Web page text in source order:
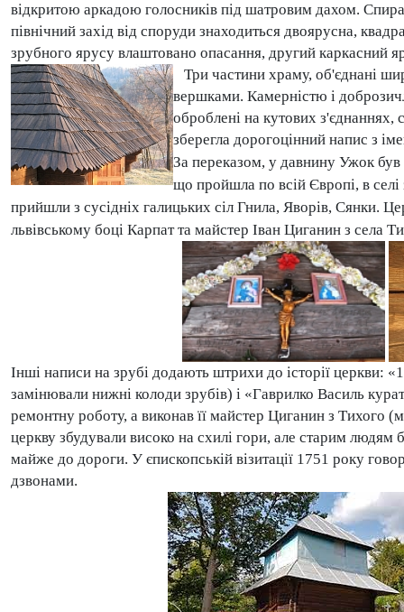
відкритою аркадою голосників під шатровим дахом.
північний захід від споруди знаходиться двоярусна,
зрубного ярусу влаштовано опасання, другий каркасний
Три частини храму, об'єднані
вершками. Камерністю і
оброблені на кутових з'єднаннях,
зберегла дорогоцінний напис з
За переказом, у давнину Ужок
що пройшла по всій Європі, в
прийшли з сусідніх галицьких сіл Гнила, Яворів, Сянки.
львівському боці Карпат та майстер Іван Циганин з села
Інші написи на зрубі додають штрихи до історії церкви:
замінювали нижні колоди зрубів) і «Гаврилко Василь
ремонтну роботу, а виконав її майстер Циганин з Тихого
церкву збудували високо на схилі гори, але старим людям
майже до дороги. У єпископській візитації 1751 року
дзвонами.